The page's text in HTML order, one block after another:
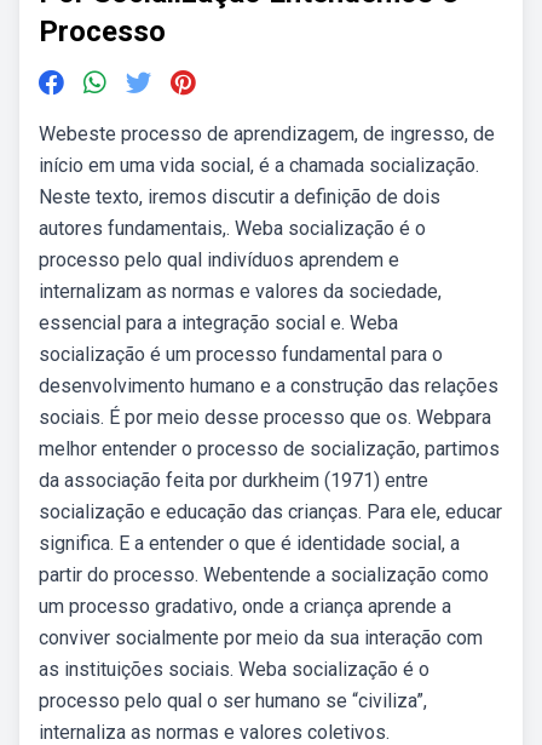
Processo
Webeste processo de aprendizagem, de ingresso, de
início em uma vida social, é a chamada socialização.
Neste texto, iremos discutir a definição de dois
autores fundamentais,. Weba socialização é o
processo pelo qual indivíduos aprendem e
internalizam as normas e valores da sociedade,
essencial para a integração social e. Weba
socialização é um processo fundamental para o
desenvolvimento humano e a construção das relações
sociais. É por meio desse processo que os. Webpara
melhor entender o processo de socialização, partimos
da associação feita por durkheim (1971) entre
socialização e educação das crianças. Para ele, educar
significa. E a entender o que é identidade social, a
partir do processo. Webentende a socialização como
um processo gradativo, onde a criança aprende a
conviver socialmente por meio da sua interação com
as instituições sociais. Weba socialização é o
processo pelo qual o ser humano se “civiliza”,
internaliza as normas e valores coletivos.